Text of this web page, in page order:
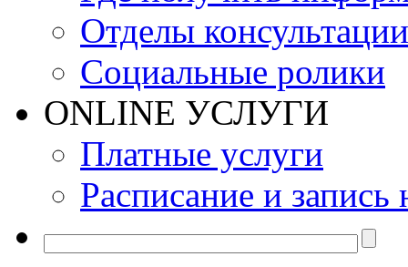
Отделы консультации
Социальные ролики
ONLINE УСЛУГИ
Платные услуги
Расписание и запись